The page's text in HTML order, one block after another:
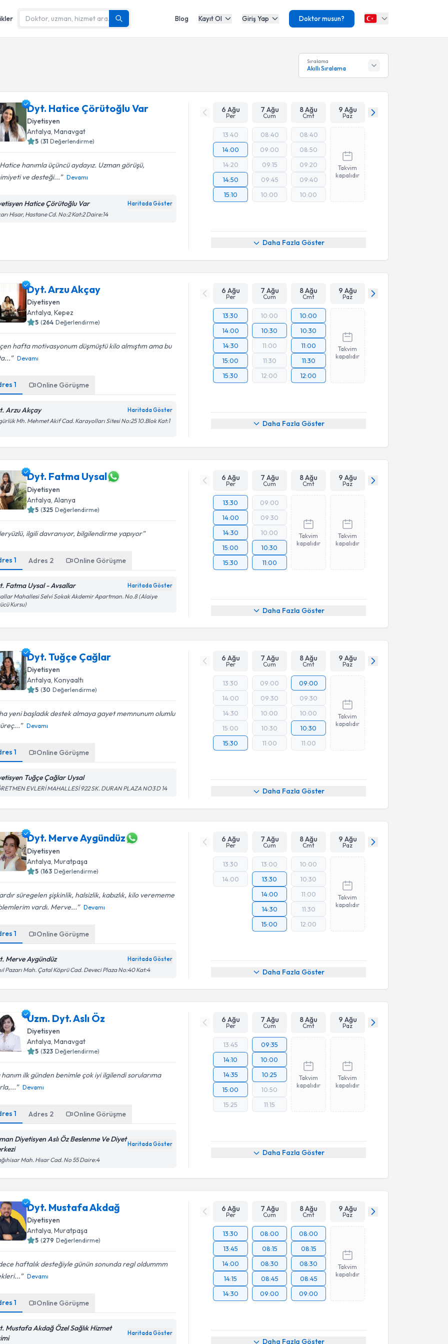
Blog Kayıt Ol Giriş Yap Doktor musun?
Sıralama
Akıllı Sıralama
Dyt. Hatice Çörütoğlu Var
Diyetisyen
Antalya,Manavgat
5 (31 Değerlendirme)
hanımla üçüncü aydayız. Uzman görüşü,
ve desteği...
Devamı
Hatice Çörütoğlu Var Haritada Göster
Hisar, Hastane Cd. No:2 Kat:2 Daire:14
6 Ağu
Per
7 Ağu
Cum
8 Ağu
Cmt
9 Ağu
Paz
13:40
14:00
14:20
14:50
15:10
08:40
09:00
09:15
09:45
10:00
08:40
08:50
09:20
09:40
10:00
Takvim
kapalıdır
Daha Fazla Göster
Dyt. Arzu Akçay
Diyetisyen
Antalya ,Kepez
5 (264 Değerlendirme)
hafta motivasyonum düşmüştü kilo almıştım ama bu
Devamı
1 Online Görüşme
Arzu Akçay Haritada Göster
Mh. Mehmet Akif Cad. Karayolları Sitesi No:25 10.Blok Kat:1
6 Ağu
Per
7 Ağu
Cum
8 Ağu
Cmt
9 Ağu
Paz
13:30
14:00
14:30
15:00
15:30
10:00
10:30
11:00
11:30
12:00
10:00
10:30
11:00
11:30
12:00
Takvim
kapalıdır
Daha Fazla Göster
Dyt. Fatma Uysal
Diyetisyen
Antalya ,Alanya
5 (325 Değerlendirme)
ilgili davranıyor, bilgilendirme yapıyor
1 Adres 2 Online Görüşme
Fatma Uysal - Avsallar Haritada Göster
Mahallesi Selvi Sokak Akdemir Apartman. No.8 (Alaiye
Kursu)
6 Ağu
Per
7 Ağu
Cum
8 Ağu
Cmt
9 Ağu
Paz
13:30
14:00
14:30
15:00
15:30
09:00
09:30
10:00
10:30
11:00
Takvim
kapalıdır
Takvim
kapalıdır
Daha Fazla Göster
Dyt. Tuğçe Çağlar
Diyetisyen
Antalya,Konyaaltı
5 (30 Değerlendirme)
yeni başladık destek almaya gayet memnunum olumlu
Devamı
1 Online Görüşme
Tuğçe Çağlar Uysal
EVLERİ MAHALLESİ 922 SK. DURAN PLAZA NO3 D 14
6 Ağu
Per
7 Ağu
Cum
8 Ağu
Cmt
9 Ağu
Paz
13:30
14:00
14:30
15:00
15:30
09:00
09:30
10:00
10:30
11:00
09:00
09:30
10:00
10:30
11:00
Takvim
kapalıdır
Daha Fazla Göster
Dyt. Merve Aygündüz
Diyetisyen
Antalya ,Muratpaşa
5 (163 Değerlendirme)
süregelen şişkinlik, halsizlik, kabızlık, kilo verememe
vardı. Merve...
Devamı
1 Online Görüşme
Merve Aygündüz Haritada Göster
Pazarı Mah. Çatal Köprü Cad. Deveci Plaza No:40 Kat:4
6 Ağu
Per
7 Ağu
Cum
8 Ağu
Cmt
9 Ağu
Paz
13:30
14:00
13:00
13:30
14:00
14:30
15:00
10:00
10:30
11:00
11:30
12:00
Takvim
kapalıdır
Daha Fazla Göster
Uzm. Dyt. Aslı Öz
Diyetisyen
Antalya,Manavgat
5 (323 Değerlendirme)
hanım ilk günden benimle çok iyi ilgilendi sorularıma
Devamı
1 Adres 2 Online Görüşme
Diyetisyen Aslı Öz Beslenme Ve Diyet
Haritada Göster
Mah. Hisar Cad. No 55 Daire:4
6 Ağu
Per
7 Ağu
Cum
8 Ağu
Cmt
9 Ağu
Paz
13:45
14:10
14:35
15:00
15:25
09:35
10:00
10:25
10:50
11:15
Takvim
kapalıdır
Takvim
kapalıdır
Daha Fazla Göster
Dyt. Mustafa Akdağ
Diyetisyen
Antalya,Muratpaşa
5 (279 Değerlendirme)
haftalık desteğiyle günün sonunda regl oldummm
Devamı
1 Online Görüşme
Mustafa Akdağ Özel Sağlık Hizmet
Haritada Göster
6 Ağu
Per
7 Ağu
Cum
8 Ağu
Cmt
9 Ağu
Paz
13:30
13:45
14:00
14:15
14:30
08:00
08:15
08:30
08:45
09:00
08:00
08:15
08:30
08:45
09:00
Takvim
kapalıdır
Daha Fazla Göster